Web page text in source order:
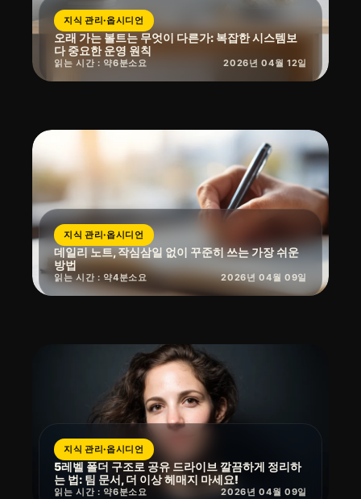
지식 관리·옵시디언
오래 가는 볼트는 무엇이 다른가: 복잡한 시스템보
다 중요한 운영 원칙
읽는 시간 : 약6분소요 2026년 04월 12일
지식 관리·옵시디언
데일리 노트, 작심삼일 없이 꾸준히 쓰는 가장 쉬운
방법
읽는 시간 : 약4분소요 2026년 04월 09일
지식 관리·옵시디언
5레벨 폴더 구조로 공유 드라이브 깔끔하게 정리하
는 법: 팀 문서, 더 이상 헤매지 마세요!
읽는 시간 : 약6분소요 2026년 04월 09일